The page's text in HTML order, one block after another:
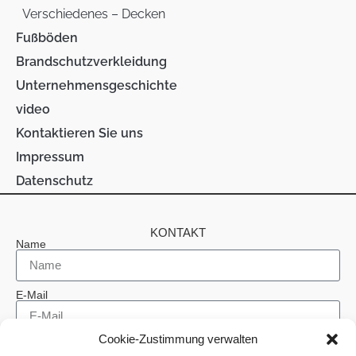
Cookie-Zustimmung verwalten
Verschiedenes – Decken
Fußböden
Brandschutzverkleidung
Unternehmensgeschichte
video
Kontaktieren Sie uns
Impressum
Datenschutz
KONTAKT
Name
E-Mail